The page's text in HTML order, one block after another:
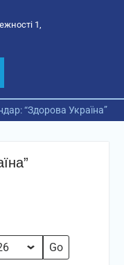
1,
“Здорова Україна”